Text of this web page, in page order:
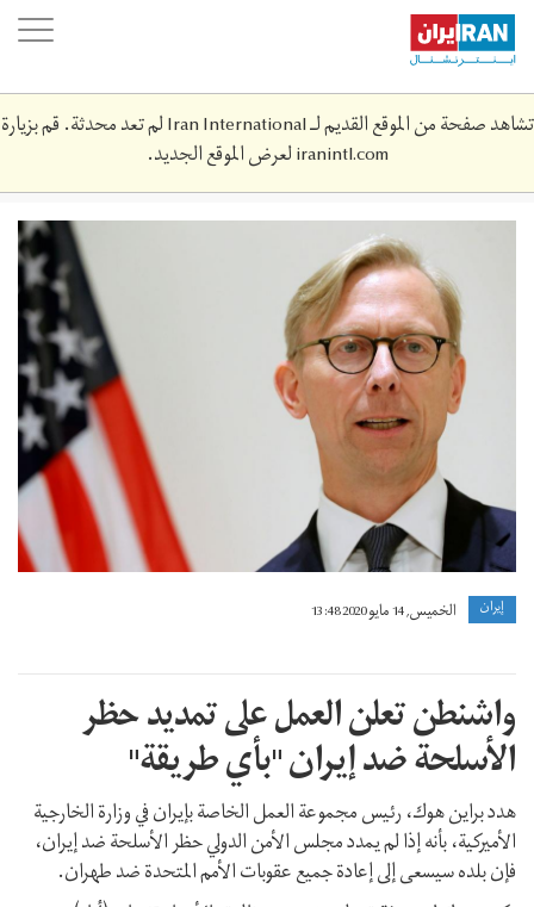
Skip
main
content
تشاهد صفحة من الموقع القديم لـ Iran International لم تعد محدثة. قم بزيارة
iranintl.comلعرض الموقع الجديد.
brian-
hook_2.jpg
إيران الخميس, 14 مايو 2020 13:48
واشنطن تعلن العمل على تمديد حظر
الأسلحة ضد إيران "بأي طريقة"
هدد براين هوك، رئيس مجموعة العمل الخاصة بإيران في وزارة الخارجية
الأميركية، بأنه إذا لم يمدد مجلس الأمن الدولي حظر الأسلحة ضد إيران،
فإن بلده سيسعى إلى إعادة جميع عقوبات الأمم المتحدة ضد طهران.